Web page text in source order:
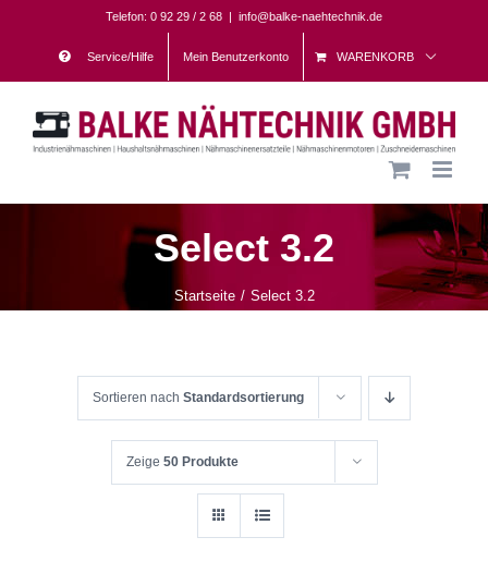
content
Telefon: 0 92 29 / 2 68 | info@balke-naehtechnik.de
Service/Hilfe Mein Benutzerkonto WARENKORB
Select 3.2
Startseite Select 3.2
Sortieren nach Standardsortierung
Zeige 50 Produkte